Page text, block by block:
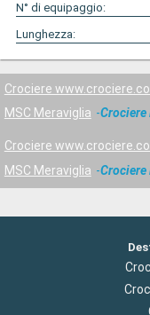
N° di equipaggio:
Lunghezza:
Crociere
MSC Meraviglia
Crociere
MSC Meraviglia